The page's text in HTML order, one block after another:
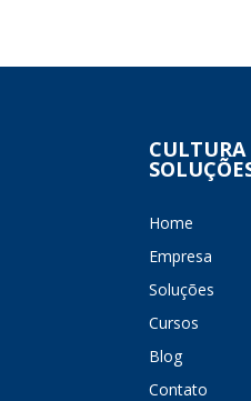
CULTURA
Home
Empresa
Soluções
Cursos
Blog
Contato